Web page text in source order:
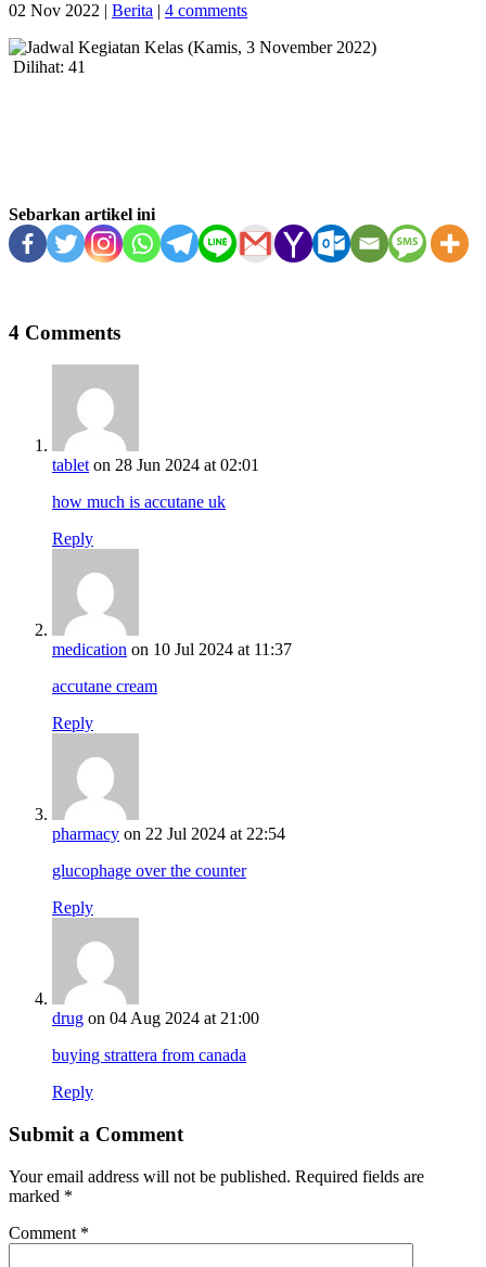
02 Nov 2022 | Berita | 4 comments
Dilihat: 41
Sebarkan artikel ini
4 Comments
tablet on 28 Jun 2024 at 02:01
how much is accutane uk
Reply
medication on 10 Jul 2024 at 11:37
accutane cream
Reply
pharmacy on 22 Jul 2024 at 22:54
glucophage over the counter
Reply
drug on 04 Aug 2024 at 21:00
buying strattera from canada
Reply
Submit a Comment
Your email address will not be published. Required fields are
marked *
Comment *